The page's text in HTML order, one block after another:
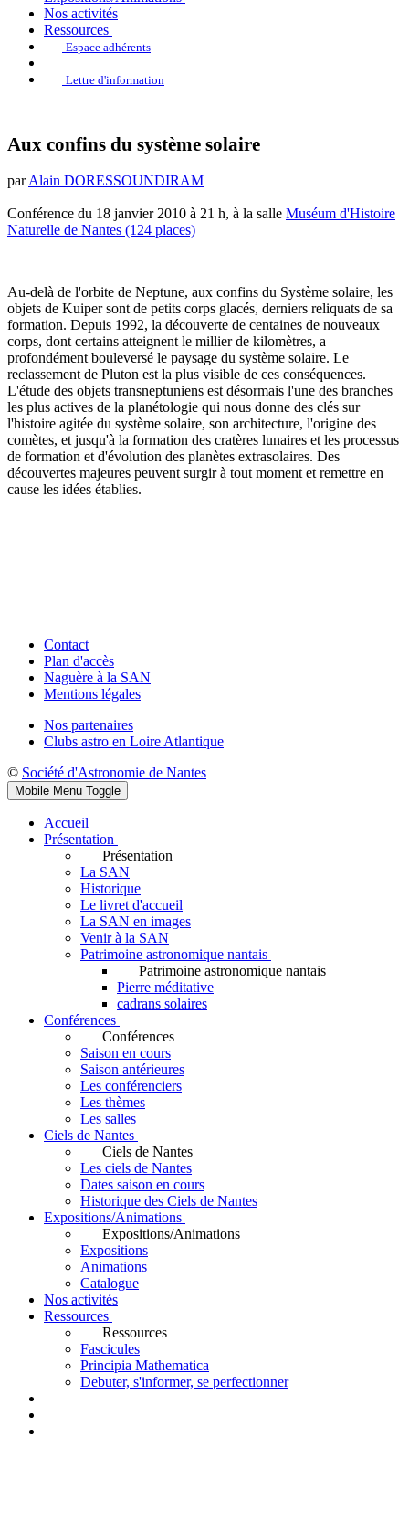
Nos activités
Ressources
Espace adhérents
Lettre d'information
Aux confins du système solaire
parAlain DORESSOUNDIRAM
Conférence du 18 janvier 2010 à 21 h, à la salle Muséum d'Histoire
Naturelle de Nantes (124 places)
Au-delà de l'orbite de Neptune, aux confins du Système solaire, les
objets de Kuiper sont de petits corps glacés, derniers reliquats de sa
formation. Depuis 1992, la découverte de centaines de nouveaux
corps, dont certains atteignent le millier de kilomètres, a
profondément bouleversé le paysage du système solaire. Le
reclassement de Pluton est la plus visible de ces conséquences.
L'étude des objets transneptuniens est désormais l'une des branches
les plus actives de la planétologie qui nous donne des clés sur
l'histoire agitée du système solaire, son architecture, l'origine des
comètes, et jusqu'à la formation des cratères lunaires et les processus
de formation et d'évolution des planètes extrasolaires. Des
découvertes majeures peuvent surgir à tout moment et remettre en
cause les idées établies.
Contact
Plan d'accès
Naguère à la SAN
Mentions légales
Nos partenaires
Clubs astro en Loire Atlantique
© Société d'Astronomie de Nantes
Mobile Menu Toggle
Accueil
Présentation
Présentation
La SAN
Historique
Le livret d'accueil
La SAN en images
Venir à la SAN
Patrimoine astronomique nantais
Patrimoine astronomique nantais
Pierre méditative
cadrans solaires
Conférences
Conférences
Saison en cours
Saison antérieures
Les conférenciers
Les thèmes
Les salles
Ciels de Nantes
Ciels de Nantes
Les ciels de Nantes
Dates saison en cours
Historique des Ciels de Nantes
Expositions/Animations
Expositions/Animations
Expositions
Animations
Catalogue
Nos activités
Ressources
Ressources
Fascicules
Principia Mathematica
Debuter, s'informer, se perfectionner